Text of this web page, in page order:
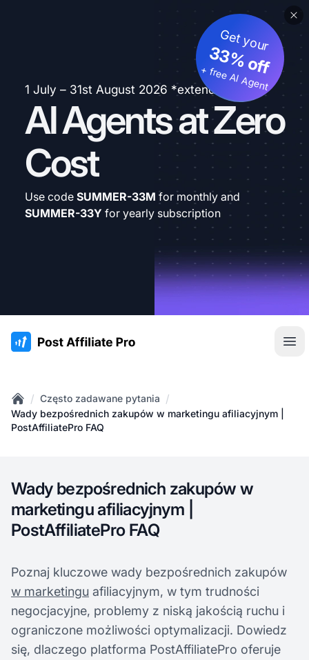
1 July – 31st August 2026 *extended
AI Agents at Zero
Cost
Get your
33% off
+ free AI Agent
Use code SUMMER-33M for monthly and
SUMMER-33Y for yearly subscription
:site.title
Home
/ Często zadawane pytania /
Wady bezpośrednich zakupów w marketingu afiliacyjnym |
PostAffiliatePro FAQ
Wady bezpośrednich zakupów w
marketingu afiliacyjnym |
PostAffiliatePro FAQ
Poznaj kluczowe wady bezpośrednich zakupów
w marketingu afiliacyjnym, w tym trudności
negocjacyjne, problemy z niską jakością ruchu i
ograniczone możliwości optymalizacji. Dowiedz
się, dlaczego platforma PostAffiliatePro oferuje